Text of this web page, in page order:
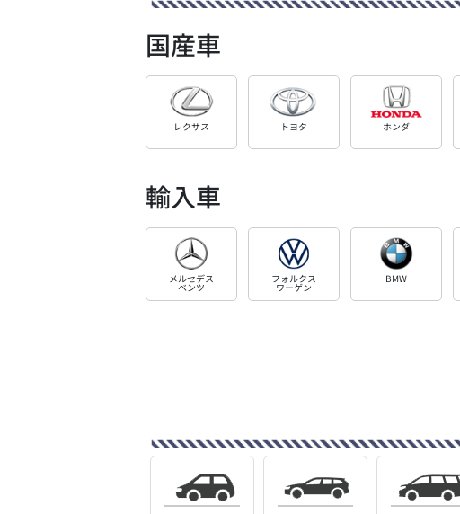
国産車
レクサス トヨタ ホンダ
輸入車
メルセデス
ベンツ
フォルクス
ワーゲン
BMW